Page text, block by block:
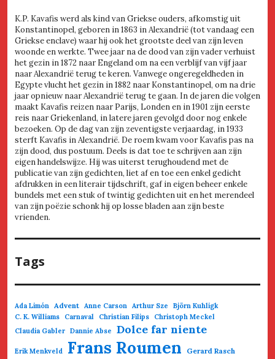
K.P. Kavafis werd als kind van Griekse ouders, afkomstig uit
Konstantinopel, geboren in 1863 in Alexandrië (tot vandaag een
Griekse enclave) waar hij ook het grootste deel van zijn leven
woonde en werkte. Twee jaar na de dood van zijn vader verhuist
het gezin in 1872 naar Engeland om na een verblijf van vijf jaar
naar Alexandrië terug te keren. Vanwege ongeregeldheden in
Egypte vlucht het gezin in 1882 naar Konstantinopel, om na drie
jaar opnieuw naar Alexandrië terug te gaan. In de jaren die volgen
maakt Kavafis reizen naar Parijs, Londen en in 1901 zijn eerste
reis naar Griekenland, in latere jaren gevolgd door nog enkele
bezoeken. Op de dag van zijn zeventigste verjaardag, in 1933
sterft Kavafis in Alexandrië. De roem kwam voor Kavafis pas na
zijn dood, dus postuum. Deels is dat toe te schrijven aan zijn
eigen handelswijze. Hij was uiterst terughoudend met de
publicatie van zijn gedichten, liet af en toe een enkel gedicht
afdrukken in een literair tijdschrift, gaf in eigen beheer enkele
bundels met een stuk of twintig gedichten uit en het merendeel
van zijn poëzie schonk hij op losse bladen aan zijn beste
vrienden.
Tags
Ada Limón Advent Anne Carson Arthur Sze
Björn Kuhligk
C. K. Williams
Carnaval Christian Filips
Christoph Meckel
Claudia Gabler Dannie Abse Dolce far niente
Erik Menkveld Frans Roumen
Gerard Rasch